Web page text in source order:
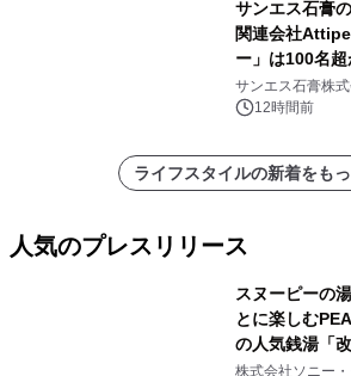
サンエス石膏
関連会社
ー」は100名
れました。
サンエス石膏株
12時間前
ライフスタイルの新着をも
人気のプレスリリース
スヌーピーの
とに楽しむ
の人気銭湯「
ラボレーショ
株式会社ソニー